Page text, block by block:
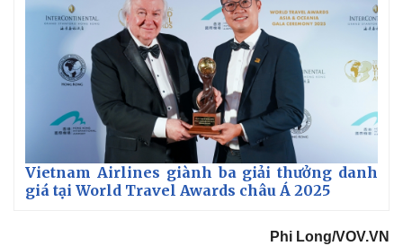
Vietnam Airlines giành ba giải thưởng danh
giá tại World Travel Awards châu Á 2025
Phi Long/VOV.VN